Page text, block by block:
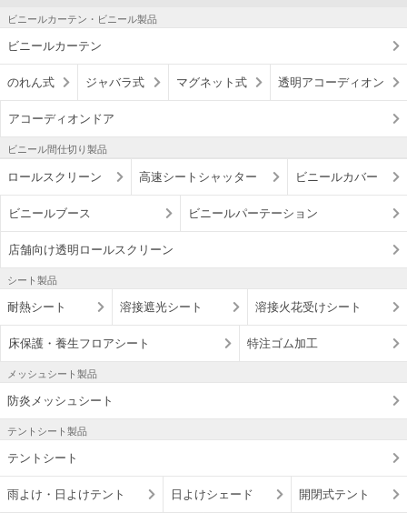
ビニールカーテン・ビニール製品
ビニールカーテン
のれん式 ジャバラ式 マグネット式 透明アコーディオン
アコーディオンドア
ビニール間仕切り製品
ロールスクリーン 高速シートシャッター ビニールカバー
ビニールブース ビニールパーテーション
店舗向け透明ロールスクリーン
シート製品
耐熱シート 溶接遮光シート 溶接火花受けシート
床保護・養生フロアシート 特注ゴム加工
メッシュシート製品
防炎メッシュシート
テントシート製品
テントシート
雨よけ・日よけテント 日よけシェード 開閉式テント